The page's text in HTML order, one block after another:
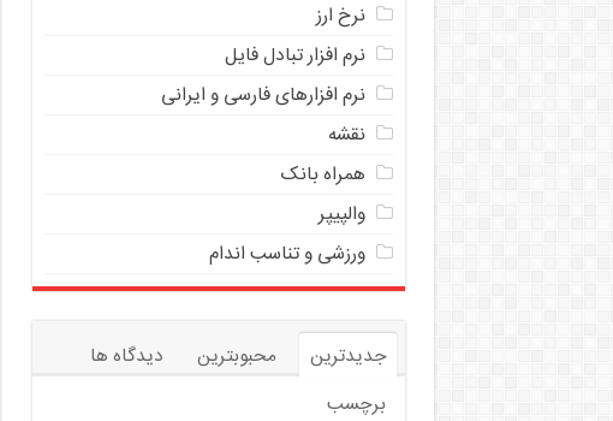
نرخ ارز
ﻧﺮﻡ ﺍﻓﺰﺍﺭ ﺗﺒﺎﺩﻝ ﻓﺎﻳﻞ
نرم افزارهای فارسی و ایرانی
نقشه
همراه بانک
والپیپر
ورزشی و تناسب اندام
جدیدترین محبوبترین
دیدگاه ها
برچسب